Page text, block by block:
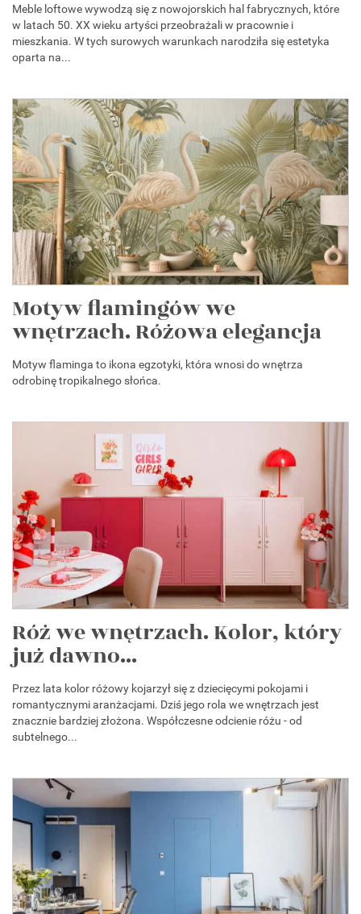
Meble loftowe wywodzą się z nowojorskich hal fabrycznych, które
w latach 50. XX wieku artyści przeobrażali w pracownie i
mieszkania. W tych surowych warunkach narodziła się estetyka
oparta na...
Motyw flamingów we
wnętrzach. Różowa elegancja
Motyw flaminga to ikona egzotyki, która wnosi do wnętrza
odrobinę tropikalnego słońca.
Róż we wnętrzach. Kolor, który
już dawno...
Przez lata kolor różowy kojarzył się z dziecięcymi pokojami i
romantycznymi aranżacjami. Dziś jego rola we wnętrzach jest
znacznie bardziej złożona. Współczesne odcienie różu - od
subtelnego...